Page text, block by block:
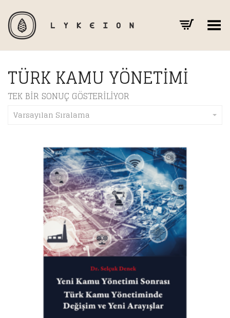
Toggle Menu
TÜRK KAMU YÖNETIMI
TEK BIR SONUÇ GÖSTERILIYOR
Varsayılan Sıralama